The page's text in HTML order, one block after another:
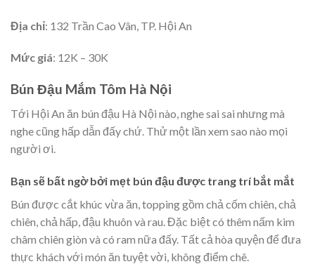
Địa chỉ: 132 Trần Cao Vân, TP. Hội An
Mức giá: 12K – 30K
Bún Đậu Mắm Tôm Hà Nội
Tới Hội An ăn bún đậu Hà Nội nào, nghe sai sai nhưng mà
nghe cũng hấp dẫn đấy chứ. Thử một lần xem sao nào mọi
người ơi.
Bạn sẽ bất ngờ bởi mẹt bún đậu được trang trí bắt mắt
Bún được cắt khúc vừa ăn, topping gồm chả cốm chiên, chả
chiên, chả hấp, đậu khuôn và rau. Đặc biệt có thêm nấm kim
châm chiên giòn và có ram nữa đấy. Tất cả hòa quyện để đưa
thực khách với món ăn tuyệt vời, không điểm chê.